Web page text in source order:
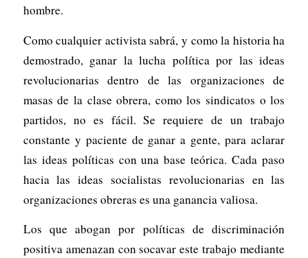
hombre.
Como cualquier activista sabrá, y como la historia ha
demostrado, ganar la lucha política por las ideas
revolucionarias dentro de las organizaciones de
masas de la clase obrera, como los sindicatos o los
partidos, no es fácil. Se requiere de un trabajo
constante y paciente de ganar a gente, para aclarar
las ideas políticas con una base teórica. Cada paso
hacia las ideas socialistas revolucionarias en las
organizaciones obreras es una ganancia valiosa.
Los que abogan por políticas de discriminación
positiva amenazan con socavar este trabajo mediante